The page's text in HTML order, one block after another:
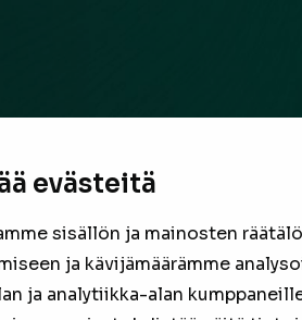
evästeitä
sisällön ja mainosten
ja kävijämäärämme
ja analytiikka-alan
1947. Oli kyse sitten
laaja ja
henkilökunta ovat
jokaiseen